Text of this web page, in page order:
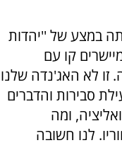
במצע של ''יהדות
קו עם
זו לא האג'נדה שלנו
סבירות והדברים
ומה
לנו חשובה